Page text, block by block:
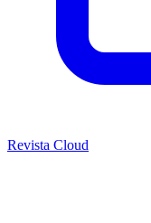
Revista Cloud